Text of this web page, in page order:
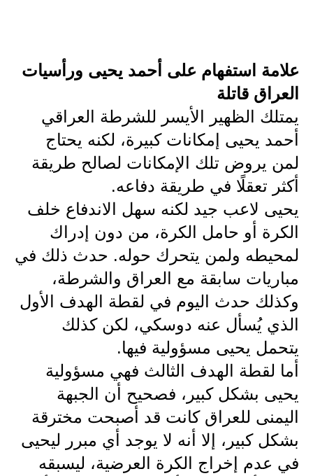
علامة استفهام على أحمد يحيى ورأسيات
العراق قاتلة
يمتلك الظهير الأيسر للشرطة العراقي
أحمد يحيى إمكانات كبيرة، لكنه يحتاج
لمن يروض تلك الإمكانات لصالح طريقة
أكثر تعقلًا في طريقة دفاعه.
يحيى لاعب جيد لكنه سهل الاندفاع خلف
الكرة أو حامل الكرة، من دون إدراك
لمحيطه ولمن يتحرك حوله. حدث ذلك في
مباريات سابقة مع العراق والشرطة،
وكذلك حدث اليوم في لقطة الهدف الأول
الذي يُسأل عنه دوسكي، لكن كذلك
يتحمل يحيى مسؤولية فيها.
أما لقطة الهدف الثالث فهي مسؤولية
يحيى بشكل كبير، فصحيح أن الجبهة
اليمنى للعراق كانت قد أصبحت مخترقة
بشكل كبير، إلا أنه لا يوجد أي مبرر ليحيى
في عدم إخراج الكرة العرضية، ليسبقه